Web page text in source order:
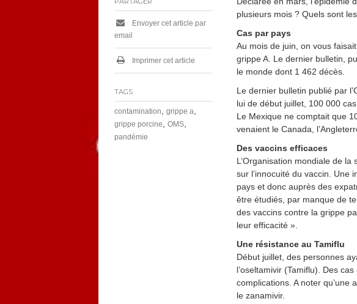
plusieurs mois ? Quels sont
Cas par pays
Au mois de juin, on vous
grippe A. Le dernier bulletin,
le monde dont 1 462 décès.
Le dernier bulletin publié par
lui de début juillet, 100 000
Le Mexique ne comptait que
venaient le Canada,
Des vaccins efficaces
L’Organisation mondiale de
sur l’innocuité du vaccin. Une
pays et donc auprès des
être étudiés, par manque de
des vaccins contre la grippe
leur efficacité ».
Une résistance au Tamiflu
Début juillet, des personnes
l’oseltamivir (Tamiflu). Des
complications. A noter qu’une
le zanamivir.
Envoyer cet article par
email
Imprimer cet article
TAGS
contamination grippe a
grippe porcine OMS
pandémie